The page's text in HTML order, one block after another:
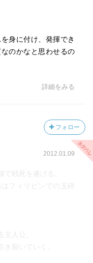
語なのか中華国語に
達（旧日本軍の大将
があって，僕は正直
はしない。口裏を合
判の様な集団裁判の
か。大いに興味があ
陞の妹が，私の息子
う事が明記されてい
？ とその時思った。
う通訳の話として「…
がないためか，皇后
悲劇だ，・・・」と
身に付け、発揮でき
のかなと思わせるの
詳細をみる
フォロー
2012.01.09
で戦死を遂げる。
フィリピンでの玉砕
主人公。
き裂いていく。